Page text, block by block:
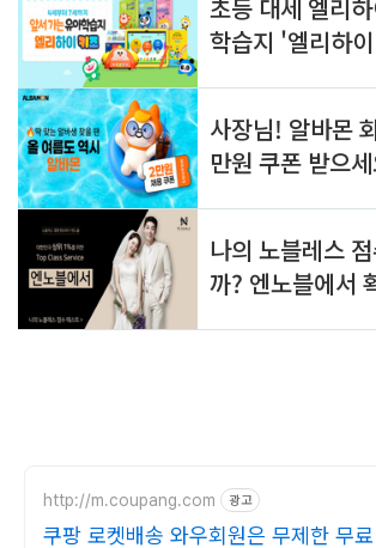
http://m.coupang.com 광고
쿠팡 로켓배송 와우회원은 무제한 무